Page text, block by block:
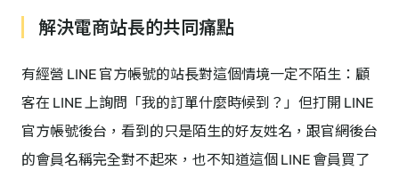
解決電商站長的共同痛點
有經營 LINE 官方帳號的站長對這個情境一定不陌生：顧
客在 LINE 上詢問「我的訂單什麼時候到？」但打開 LINE
官方帳號後台，看到的只是陌生的好友姓名，跟官網後台
的會員名稱完全對不起來，也不知道這個 LINE 會員買了